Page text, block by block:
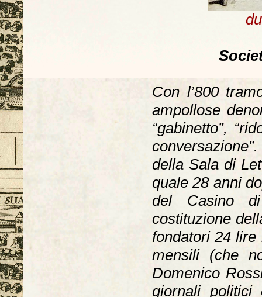
Con l’800
ampollose
“gabinetto”,
della Sala di
quale 28 anni
del Casino
costituzione
fondatori 24
mensili (che
Domenico
giornali politici